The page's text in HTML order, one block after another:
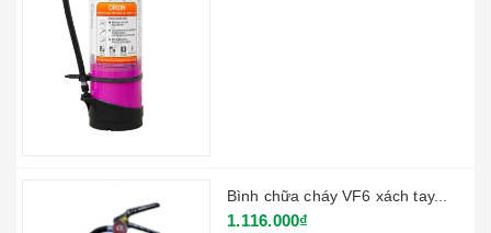
Bình chữa cháy VF6 xách tay...
1.116.000₫